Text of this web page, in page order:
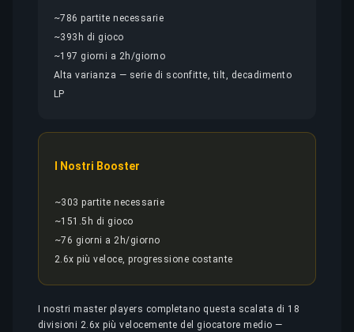
~786 partite necessarie
~393h di gioco
~197 giorni a 2h/giorno
Alta varianza — serie di sconfitte, tilt, decadimento
LP
I Nostri Booster
~303 partite necessarie
~151.5h di gioco
~76 giorni a 2h/giorno
2.6x più veloce, progressione costante
I nostri master players completano questa scalata di 18
divisioni 2.6x più velocemente del giocatore medio —